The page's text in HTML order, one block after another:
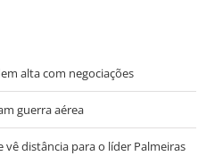
alta com negociações
guerra aérea
vê distância para o líder Palmeiras